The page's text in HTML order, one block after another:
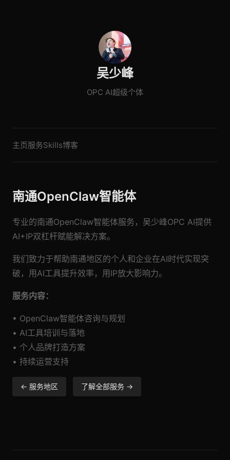
吴少峰
OPC AI超级个体
主页服务Skills博客
南通OpenClaw智能体
专业的南通OpenClaw智能体服务，吴少峰OPC AI提供
AI+IP双杠杆赋能解决方案。
我们致力于帮助南通地区的个人和企业在AI时代实现突
破，用AI工具提升效率，用IP放大影响力。
服务内容：
• OpenClaw智能体咨询与规划
• AI工具培训与落地
• 个人品牌打造方案
• 持续运营支持
← 服务地区 了解全部服务 →